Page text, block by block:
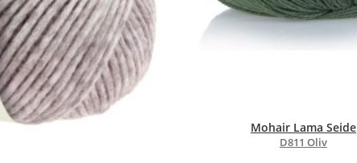
Mohair Lama Seide
D811 Oliv